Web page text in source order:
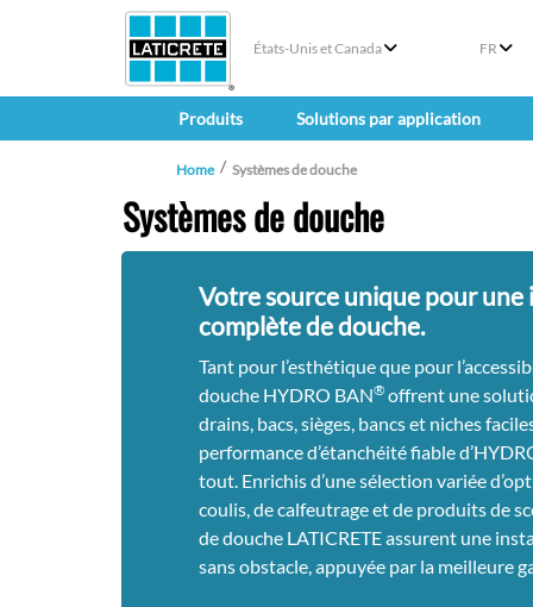
États-Unis et Canada FR
Produits Solutions par application
Home Systèmes de douche
Systèmes de douche
Votre source unique pour
complète de douche.
Tant pour l’esthétique que pour
douche HYDRO BAN® offrent une
drains, bacs, sièges, bancs et niches
performance d’étanchéité fiable
tout. Enrichis d’une sélection variée
coulis, de calfeutrage et de produits de
de douche LATICRETE assurent une
sans obstacle, appuyée par la meilleure